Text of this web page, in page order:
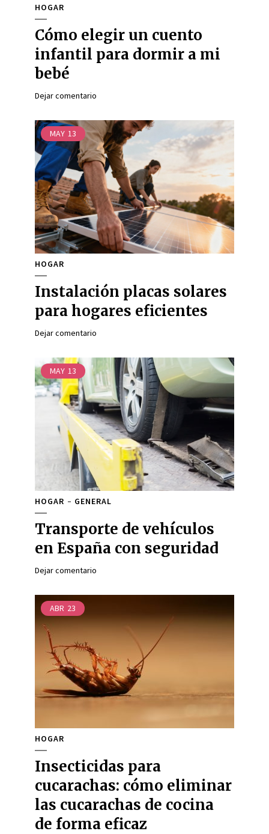
HOGAR
Cómo elegir un cuento
infantil para dormir a mi
bebé
Dejar comentario
MAY 13
HOGAR
Instalación placas solares
para hogares eficientes
Dejar comentario
MAY 13
HOGAR GENERAL
Transporte de vehículos
en España con seguridad
Dejar comentario
ABR 23
HOGAR
Insecticidas para
cucarachas: cómo eliminar
las cucarachas de cocina
de forma eficaz